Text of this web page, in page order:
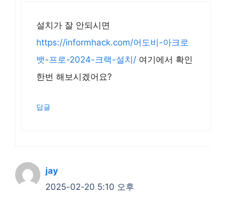
설치가 잘 안되시면
https://informhack.com/어도비-아크로
뱃-프로-2024-크랙-설치/ 여기에서 확인
한번 해보시겠어요?
답글
jay
2025-02-20 5:10 오후